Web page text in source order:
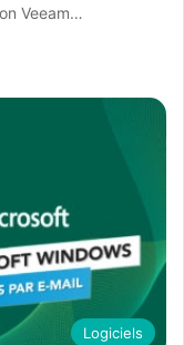
Veeam…
Logiciels